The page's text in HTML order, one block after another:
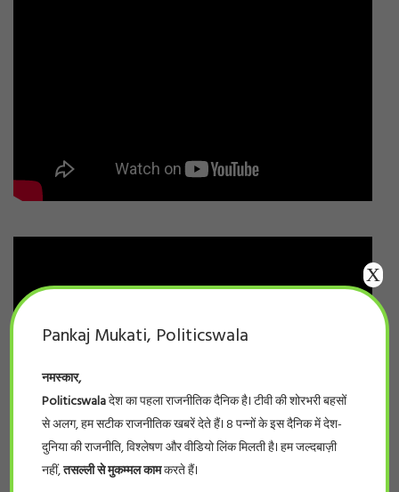
Pankaj Mukati, Politicswala
नमस्कार,
Politicswalaदेश का पहला राजनीतिक दैनिक है। टीवी की शोरभरी बहसों
से अलग, हम सटीक राजनीतिक खबरें देते हैं। 8 पन्नों के इस दैनिक में देश-
दुनिया की राजनीति, विश्लेषण और वीडियो लिंक मिलती है। हम जल्दबाज़ी
नहीं,तसल्ली से मुकम्मल कामकरते हैं।
X